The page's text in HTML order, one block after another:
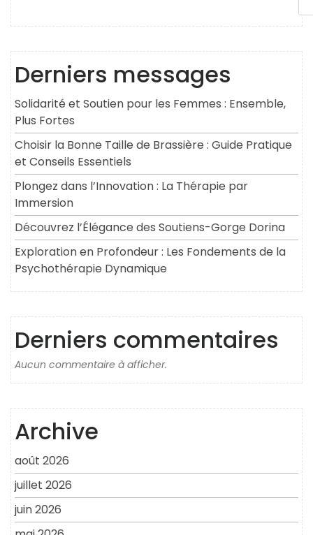
Derniers messages
Solidarité et Soutien pour les Femmes : Ensemble,
Plus Fortes
Choisir la Bonne Taille de Brassière : Guide Pratique
et Conseils Essentiels
Plongez dans l’Innovation : La Thérapie par
Immersion
Découvrez l’Élégance des Soutiens-Gorge Dorina
Exploration en Profondeur : Les Fondements de la
Psychothérapie Dynamique
Derniers commentaires
Aucun commentaire à afficher.
Archive
août 2026
juillet 2026
juin 2026